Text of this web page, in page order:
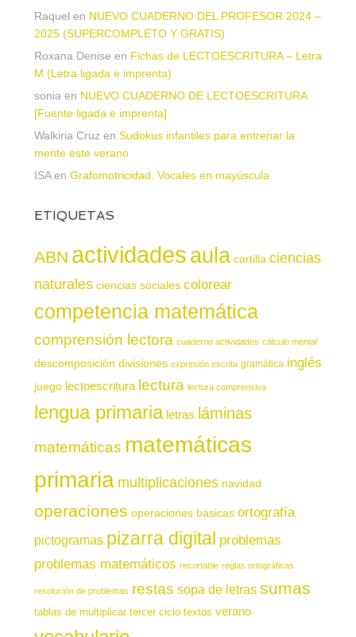
Raquel en NUEVO CUADERNO DEL PROFESOR 2024 –
2025 (SUPERCOMPLETO Y GRATIS)
Roxana Denise en Fichas de LECTOESCRITURA – Letra
M (Letra ligada e imprenta)
sonia en NUEVO CUADERNO DE LECTOESCRITURA
[Fuente ligada e imprenta]
Walkiria Cruz en Sudokus infantiles para entrenar la
mente este verano
ISAen Grafomotricidad. Vocales en mayúscula
ETIQUETAS
ABN actividadesaula cartilla ciencias
naturales ciencias sociales colorear
competencia matemática
comprensión lectora cuaderno actividades cálculo mental
descomposición divisiones expresión escrita gramática inglés
juego lectoescritura lectura lectura comprensiva
lengua primaria letras láminas
matemáticas matemáticas
primaria multiplicaciones navidad
operaciones operaciones básicas ortografía
pictogramas pizarra digital problemas
problemas matemáticos recortable reglas ortográficas
resolución de problemas restas sopa de letras sumas
tablas de multiplicar tercer ciclo textos verano